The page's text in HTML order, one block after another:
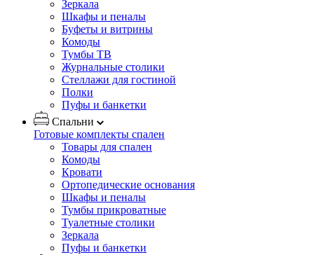
Зеркала
Шкафы и пеналы
Буфеты и витрины
Комоды
Тумбы ТВ
Журнальные столики
Стеллажи для гостиной
Полки
Пуфы и банкетки
Спальни
Готовые комплекты спален
Товары для спален
Комоды
Кровати
Ортопедические основания
Шкафы и пеналы
Тумбы прикроватные
Туалетные столики
Зеркала
Пуфы и банкетки